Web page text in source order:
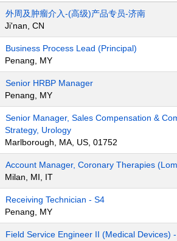
外周及肿瘤介入-(高级)产品专员-济南
Ji'nan, CN
Business Process Lead (Principal)
Penang, MY
Senior HRBP Manager
Penang, MY
Senior Manager, Sales Compensation &
Strategy, Urology
Marlborough, MA, US, 01752
Account Manager, Coronary Therapies
Milan, MI, IT
Receiving Technician - S4
Penang, MY
Field Service Engineer II (Medical Devices)